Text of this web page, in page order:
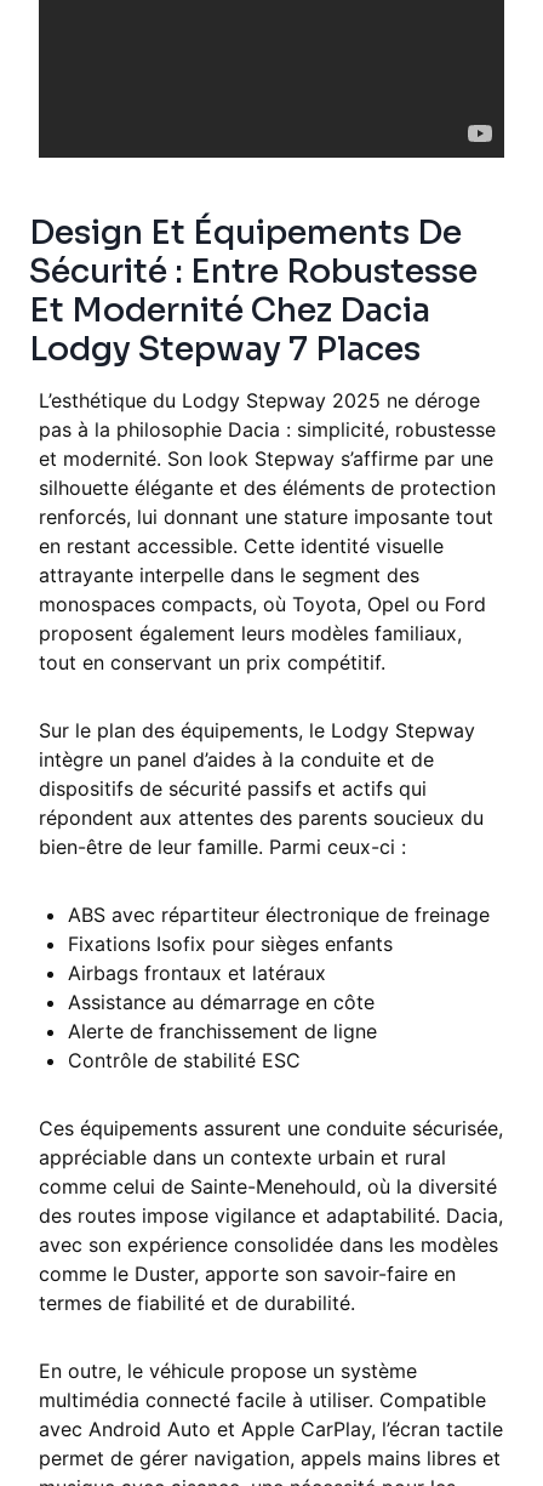
Design Et Équipements De
Sécurité : Entre Robustesse
Et Modernité Chez Dacia
Lodgy Stepway 7 Places
L’esthétique du Lodgy Stepway 2025 ne déroge
pas à la philosophie Dacia : simplicité, robustesse
et modernité. Son look Stepway s’affirme par une
silhouette élégante et des éléments de protection
renforcés, lui donnant une stature imposante tout
en restant accessible. Cette identité visuelle
attrayante interpelle dans le segment des
monospaces compacts, où Toyota, Opel ou Ford
proposent également leurs modèles familiaux,
tout en conservant un prix compétitif.
Sur le plan des équipements, le Lodgy Stepway
intègre un panel d’aides à la conduite et de
dispositifs de sécurité passifs et actifs qui
répondent aux attentes des parents soucieux du
bien-être de leur famille. Parmi ceux-ci :
ABS avec répartiteur électronique de freinage
Fixations Isofix pour sièges enfants
Airbags frontaux et latéraux
Assistance au démarrage en côte
Alerte de franchissement de ligne
Contrôle de stabilité ESC
Ces équipements assurent une conduite sécurisée,
appréciable dans un contexte urbain et rural
comme celui de Sainte-Menehould, où la diversité
des routes impose vigilance et adaptabilité. Dacia,
avec son expérience consolidée dans les modèles
comme le Duster, apporte son savoir-faire en
termes de fiabilité et de durabilité.
En outre, le véhicule propose un système
multimédia connecté facile à utiliser. Compatible
avec Android Auto et Apple CarPlay, l’écran tactile
permet de gérer navigation, appels mains libres et